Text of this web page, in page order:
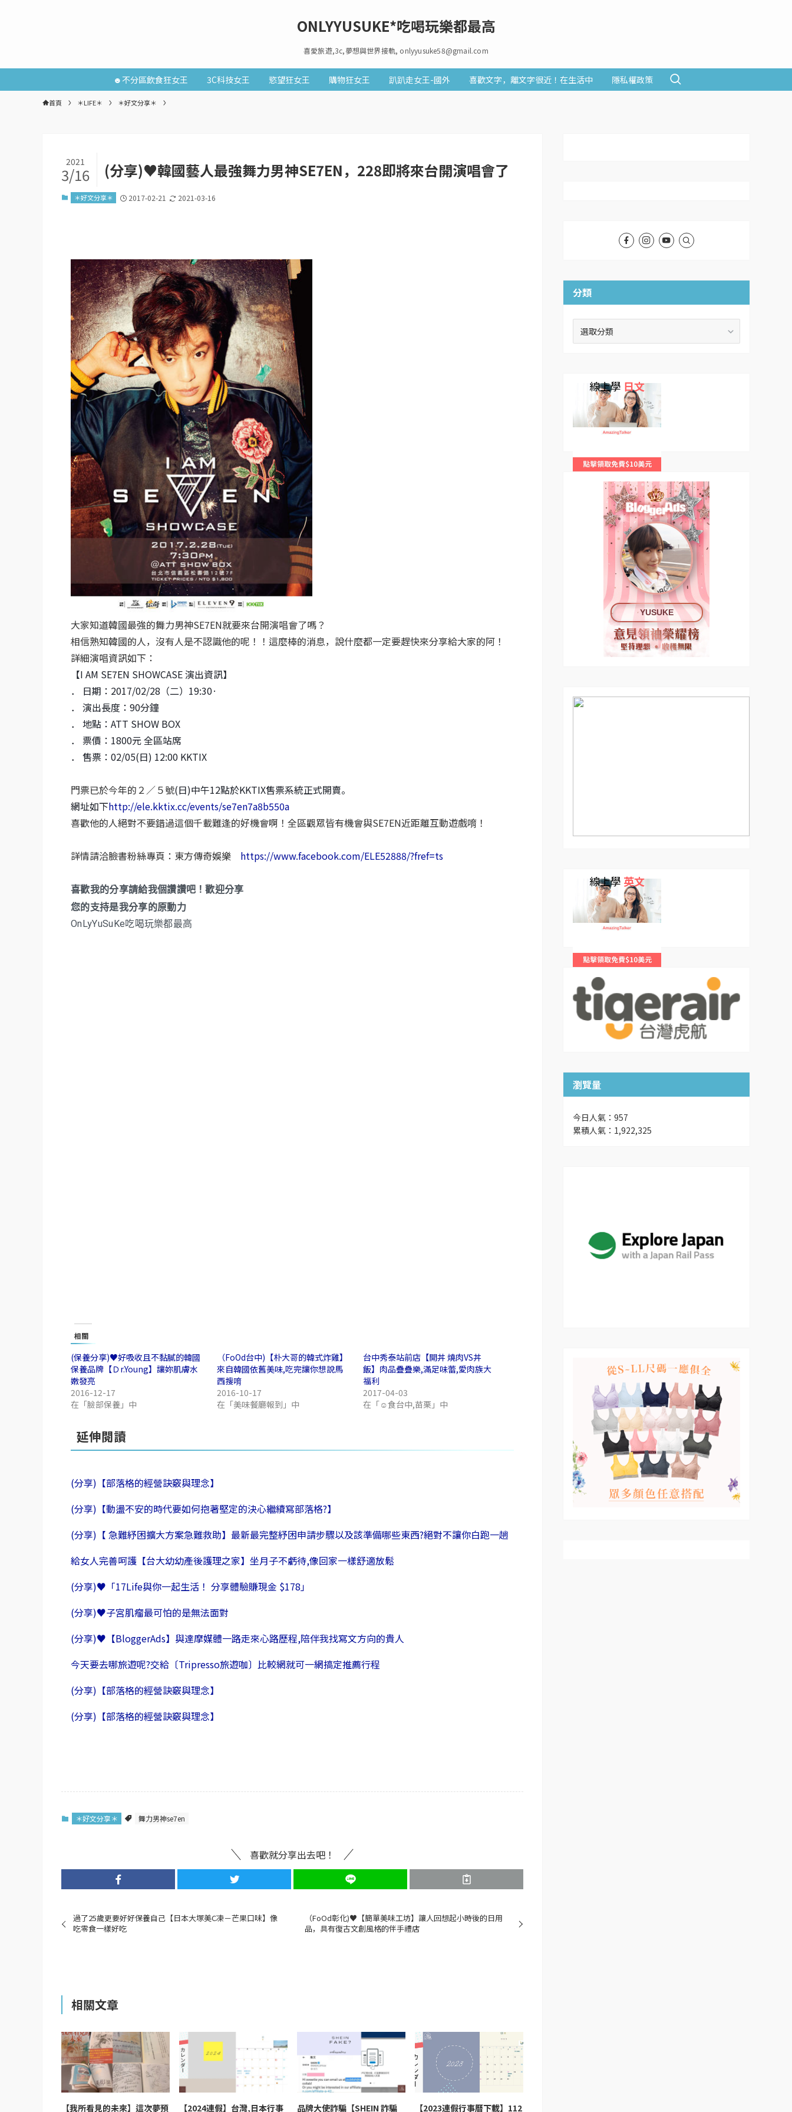
ONLYYUSUKE*吃喝玩樂都最高
喜愛旅遊,3c,夢想與世界接軌, onlyyusuke58@gmail.com
☻不分區飲食狂女王 3C科技女王 慾望狂女王 購物狂女王 趴趴走女王-國外 喜歡文字，離文字很近！在生活中 隱私權政策
首頁 ＊LIFE＊ ＊好文分享＊
(分享)♥韓國藝人最強舞力男神SE7EN，228即將來台開演唱會了
2021
3/16
＊好文分享＊ 2017-02-21 2021-03-16
大家知道韓國最強的舞力男神SE7EN就要來台開演唱會了嗎？
相信熟知韓國的人，沒有人是不認識他的呢！！這麼棒的消息，說什麼都一定要趕快來分享給大家的阿！
詳細演唱資訊如下：
【I AM SE7EN SHOWCASE 演出資訊】
． 日期：2017/02/28（二）19:30·
． 演出長度：90分鐘
． 地點：ATT SHOW BOX
． 票價：1800元 全區站席
． 售票：02/05(日) 12:00 KKTIX
門票已於今年的２／５號(日)中午12點於KKTIX售票系統正式開賣。
網址如下http://ele.kktix.cc/events/se7en7a8b550a
喜歡他的人絕對不要錯過這個千載難逢的好機會啊！ 全區觀眾皆有機會與SE7EN近距離互動遊戲唷！
詳情請洽臉書粉絲專頁：東方傳奇娛樂 https://www.facebook.com/ELE52888/?fref=ts
喜歡我的分享請給我個讚讚吧！歡迎分享
您的支持是我分享的原動力
OnLyYuSuKe吃喝玩樂都最高
相關
(保養分享)♥好吸收且不黏膩的韓國
保養品牌【Ｄr.Young】讓妳肌膚水
嫩發亮
2016-12-17
在「臉部保養」中
（FoOd台中)【朴大哥的韓式炸雞】
來自韓國依舊美味,吃完讓你想說馬
西搜唷
2016-10-17
在「美味餐廳報到」中
台中秀泰站前店【開丼 燒肉VS丼
飯】肉品疊疊樂,滿足味蕾,愛肉族大
福利
2017-04-03
在「☺食台中,苗栗」中
延伸閱讀
(分享)【部落格的經營訣竅與理念】
(分享)【動盪不安的時代要如何抱著堅定的決心繼續寫部落格?】
(分享)【 急難紓困擴大方案急難救助】最新最完整紓困申請步驟以及該準備哪些東西?絕對不讓你白跑一趟
給女人完善呵護【台大幼幼產後護理之家】坐月子不虧待,像回家一樣舒適放鬆
(分享)♥「17Life與你一起生活！ 分享體驗賺現金 $178」
(分享)♥子宮肌瘤最可怕的是無法面對
(分享)♥【BloggerAds】與達摩媒體一路走來心路歷程,陪伴我找寫文方向的貴人
今天要去哪旅遊呢?交給〔Tripresso旅遊咖〕比較網就可一網搞定推薦行程
(分享)【部落格的經營訣竅與理念】
(分享)【部落格的經營訣竅與理念】
＊好文分享＊ 舞力男神se7en
喜歡就分享出去吧！
過了25歲更要好好保養自己【日本大塚美C凍－芒果口味】像
吃零食一樣好吃
（FoOd彰化)♥【簡單美味工坊】讓人回想起小時後的日用
品，具有復古文創風格的伴手禮店
相關文章
【我所看見的未來】這次夢預 【2024連假】台灣,日本行事 品牌大使詐騙【SHEIN 詐騙 【2023連假行事曆下載】112
分類
線上學 日文
YUSUKE
線上學 英文
瀏覽量
今日人氣：957
累積人氣：1,922,325